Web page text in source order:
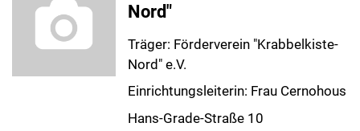
Nord"
Träger: Förderverein "Krabbelkiste-
Nord" e.V.
Einrichtungsleiterin: Frau Cernohous
Hans-Grade-Straße 10